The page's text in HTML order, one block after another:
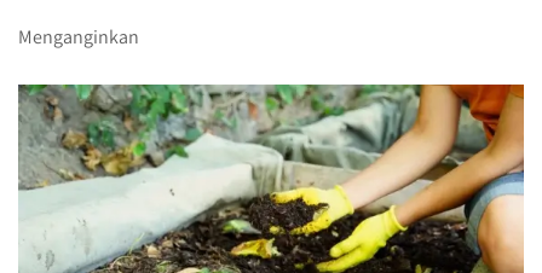
Menganginkan